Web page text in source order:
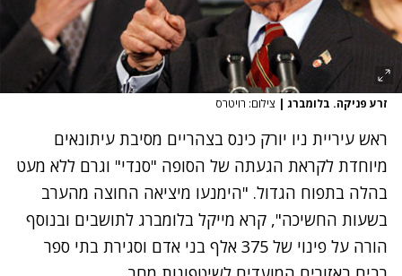
זרע פניקה. בלומברג | צילום: רויטרס
ראש עיריית ניו יורק כינס בצהריים מסיבת עיתונאים
מיוחדת לקראת הגעתה של הסופה "סנדי" וגרם ללא מעט
בהלה בתפוח הגדול. "הימנעו מיציאה החוצה מהערב
בשעות החשיכה", קרא מייקל בלומברג לתושבים ובנוסף
הורה על פינוי של 375 אלף בני אדם וסגירת בתי ספר